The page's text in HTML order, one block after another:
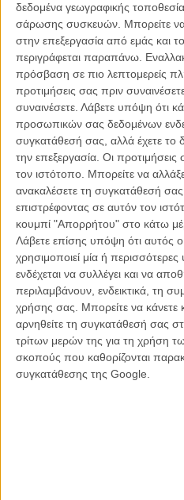
δεδομένα γεωγραφικής
σάρωσης συσκευών. Μπορείτε να
στην επεξεργασία από εμάς και
περιγράφεται παραπάνω.
πρόσβαση σε πιο λεπτομερείς
προτιμήσεις σας πριν
συναινέσετε. Λάβετε υπόψη ότι
προσωπικών σας δεδομένων
συγκατάθεσή σας, αλλά έχετε το
την επεξεργασία. Οι
τον ιστότοπο. Μπορείτε να
ανακαλέσετε τη συγκατάθεσή
επιστρέφοντας σε αυτόν τον
κουμπί "Απορρήτου" στο κάτω
Λάβετε επίσης υπόψη ότι αυτός
χρησιμοποιεί μία ή
ενδέχεται να συλλέγει και να
περιλαμβάνουν, ενδεικτικά, τη
χρήσης σας. Μπορείτε να κάνετε
αρνηθείτε τη συγκατάθεσή σας
τρίτων μερών της για τη χρήση
σκοπούς που καθορίζονται
συγκατάθεσης της Google.
Μπορεί κάποτε η προοπτική του
Σβαρτζενέγκερ μαζί σε μια ταινία,
βιντεοκασέτα θα είναι για πάντα
γειτονιάς. Δυστυχώς ή ευτυχώς, οι
ανεπιστρεπτί και μαζί και οι
ακριβώς. Σταρ. Της δράσης ή μη.
Αυτό που δεν έχει αλλάξει, είναι η
Απόδρασης», μια παλιομοδίτικη,
περισσότερο από στοιχειώδη
κανένα από τα δύο δεν φτάνει τα
οποιονδήποτε ενθουσιασμό.
Μπορεί η εξωφρενική
ήρωα και μια ακόμη πιο
ταινίας, να κεντρίζει αρχικά το
απιθανότητες μιας b-movie
όταν ο Σταλόνε βρίσκεται
αποτελεί το βασικό σκηνικό της
ξεθυμαίνει μέχρι τον βαθμό της
Τι κι αν ο Αρνολντ Σβαρτσενέγκερ